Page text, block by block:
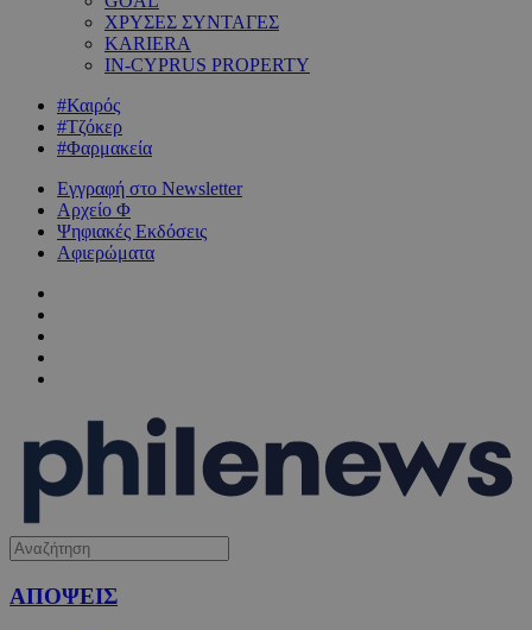
ΧΡΥΣΕΣ ΣΥΝΤΑΓΕΣ
KARIERA
IN-CYPRUS PROPERTY
#Καιρός
#Τζόκερ
#Φαρμακεία
Εγγραφή στο Newsletter
Αρχείο Φ
Ψηφιακές Εκδόσεις
Αφιερώματα
ΑΠΟΨΕΙΣ